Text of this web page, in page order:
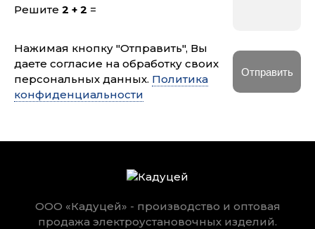
Решите 2 + 2 =
Нажимая кнопку "Отправить", Вы
даете согласие на обработку своих
персональных данных. Политика
конфиденциальности
ООО «Кадуцей» - производство и оптовая
продажа электроустановочных изделий.